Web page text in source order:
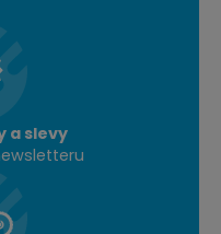
a slevy